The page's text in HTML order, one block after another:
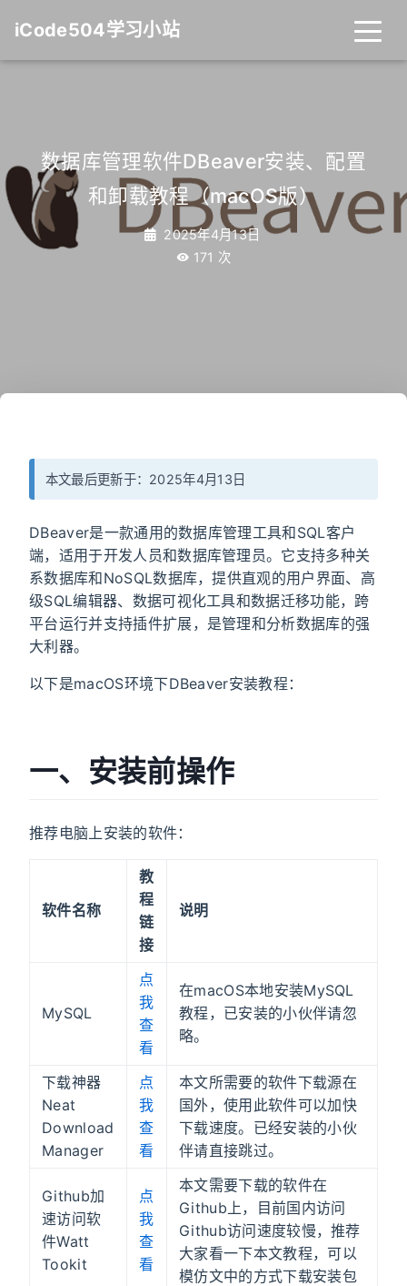
iCode504学习小站
数据库管理软件DBeaver安装、配置
和卸载教程（macOS版）
2025年4月13日
171 次
本文最后更新于：2025年4月13日
DBeaver是一款通用的数据库管理工具和SQL客户
端，适用于开发人员和数据库管理员。它支持多种关
系数据库和NoSQL数据库，提供直观的用户界面、高
级SQL编辑器、数据可视化工具和数据迁移功能，跨
平台运行并支持插件扩展，是管理和分析数据库的强
大利器。
以下是macOS环境下DBeaver安装教程：
一、安装前操作
推荐电脑上安装的软件：
软件名称
教
程
链
接
说明
MySQL
点
我
查
看
在macOS本地安装MySQL
教程，已安装的小伙伴请忽
略。
下载神器
Neat
Download
Manager
点
我
查
看
本文所需要的软件下载源在
国外，使用此软件可以加快
下载速度。已经安装的小伙
伴请直接跳过。
Github加
速访问软
件Watt
Tookit
点
我
查
看
本文需要下载的软件在
Github上，目前国内访问
Github访问速度较慢，推荐
大家看一下本文教程，可以
模仿文中的方式下载安装包